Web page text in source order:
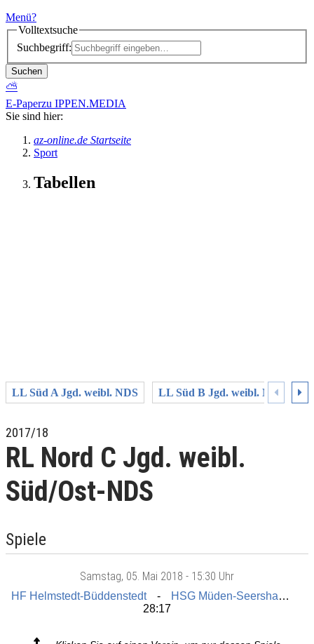
Menü?
Volltextsuche
Suchbegriff:
Suchen
⛅
E-Paperzu IPPEN.MEDIA
Sie sind hier:
az-online.de Startseite
Sport
Tabellen
LL Süd A Jgd. weibl. NDS LL Süd B Jgd. weibl. NDS
2017/18
RL Nord C Jgd. weibl.
Süd/Ost-NDS
Spiele
Samstag, 05. Mai 2018 - 15:30 Uhr
HF Helmstedt-Büddenstedt
HSG Müden-Seershausen
28:17